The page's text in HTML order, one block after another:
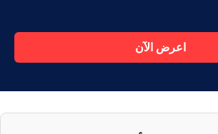
اعرض الآن